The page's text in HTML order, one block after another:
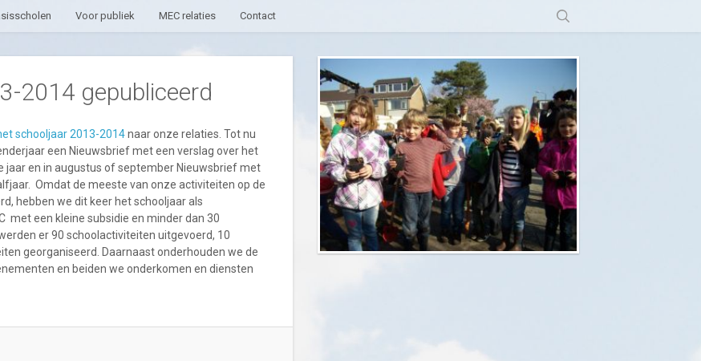
Voor publiek MEC relaties Contact
2014 gepubliceerd
schooljaar 2013-2014naar onze relaties. Tot nu
een Nieuwsbrief met een verslag over het
en in augustus of september Nieuwsbrief met
Omdat de meeste van onze activiteiten op de
hebben we dit keer het schooljaar als
met een kleine subsidie en minder dan 30
er 90 schoolactiviteiten uitgevoerd, 10
georganiseerd. Daarnaast onderhouden we de
en beiden we onderkomen en diensten